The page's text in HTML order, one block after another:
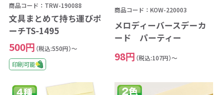
商品コード：TRW-190088
文具まとめて持ち運びポ
ーチTS-1495
500円 （税込:550円）～
印刷可能
商品コード：KOW-220003
メロディーバースデーカ
ード パーティー
98円 （税込:107円）～